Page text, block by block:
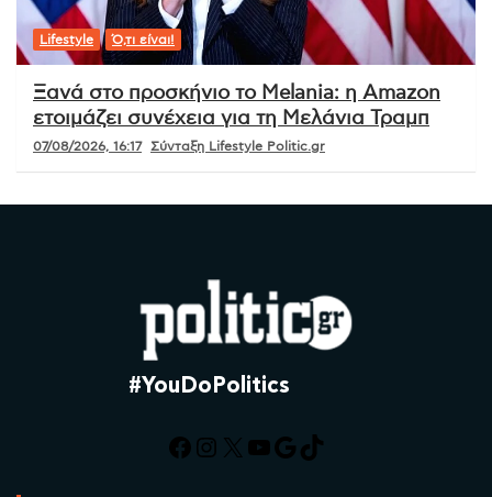
Lifestyle Ό,τι είναι!
Ξανά στο προσκήνιο το Melania: η Amazon
ετοιμάζει συνέχεια για τη Μελάνια Τραμπ
07/08/2026, 16:17 Σύνταξη Lifestyle Politic.gr
#YouDoPolitics
Facebook
Instagram
X YouTube
Google
TikTok